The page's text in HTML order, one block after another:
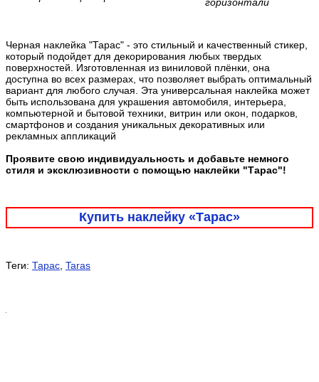
Черная наклейка "Тарас" - это стильный и качественный стикер,
который подойдет для декорирования любых твердых
поверхностей. Изготовленная из виниловой плёнки, она
доступна во всех размерах, что позволяет выбрать оптимальный
вариант для любого случая. Эта универсальная наклейка может
быть использована для украшения автомобиля, интерьера,
компьютерной и бытовой техники, витрин или окон, подарков,
смартфонов и создания уникальных декоративных или
рекламных аппликаций
Проявите свою индивидуальность и добавьте немного
стиля и эксклюзивности с помощью наклейки "Тарас"!
Купить наклейку «Тарас»
Теги: Тарас Taras